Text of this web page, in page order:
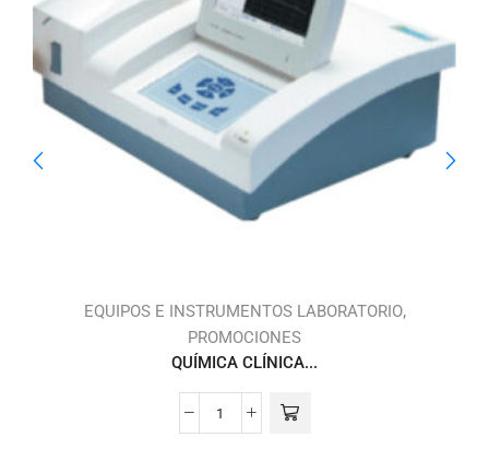
EQUIPOS E INSTRUMENTOS LABORATORIO,
PROMOCIONES
QUÍMICA CLÍNICA...